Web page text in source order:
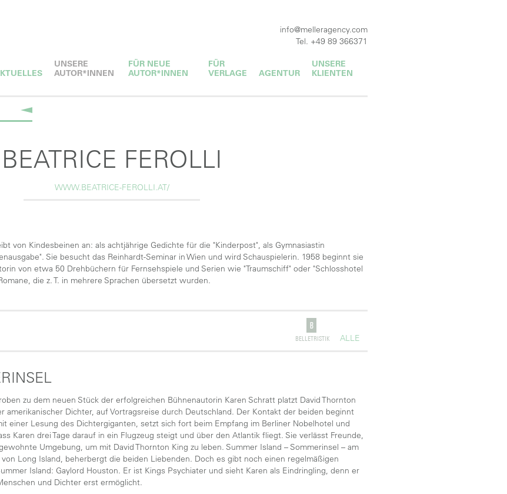
info@melleragency.com
Tel. +49 89 366371
UNSERE
AUTOR*INNEN
FÜR NEUE
AUTOR*INNEN
FÜR
VERLAGE
AGENTUR
UNSERE
KLIENTEN
BEATRICE FEROLLI
WWW.BEATRICE-FEROLLI.AT/
von Kindesbeinen an: als achtjährige Gedichte für die "Kinderpost", als Gymnasiastin
Sie besucht das Reinhardt-Seminar in Wien und wird Schauspielerin. 1958 beginnt sie
von etwa 50 Drehbüchern für Fernsehspiele und Serien wie "Traumschiff" oder "Schlosshotel
die z. T. in mehrere Sprachen übersetzt wurden.
BELLETRISTIK ALLE
zu dem neuen Stück der erfolgreichen Bühnenautorin Karen Schratt platzt David Thornton
amerikanischer Dichter, auf Vortragsreise durch Deutschland. Der Kontakt der beiden beginnt
einer Lesung des Dichtergiganten, setzt sich fort beim Empfang im Berliner Nobelhotel und
Karen drei Tage darauf in ein Flugzeug steigt und über den Atlantik fliegt. Sie verlässt Freunde,
Umgebung, um mit David Thornton King zu leben. Summer Island – Sommerinsel – am
Long Island, beherbergt die beiden Liebenden. Doch es gibt noch einen regelmäßigen
Island: Gaylord Houston. Er ist Kings Psychiater und sieht Karen als Eindringling, denn er
und Dichter erst ermöglicht.